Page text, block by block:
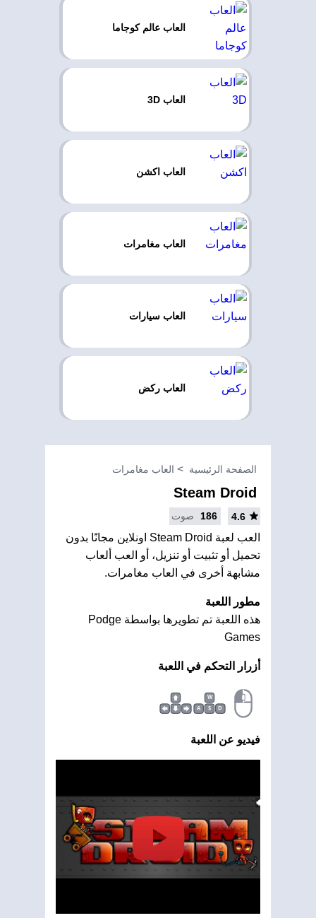
العاب عالم كوجاما
العاب 3D
العاب اكشن
العاب مغامرات
العاب سيارات
العاب ركض
الصفحة الرئيسية العاب مغامرات
Steam Droid
4.6
186 صوت
العب لعبة Steam Droid اونلاين مجانًا بدون
تحميل أو تثبيت أو تنزيل، أو العب ألعاب
مشابهة أخرى في العاب مغامرات.
مطور اللعبة
هذه اللعبة تم تطويرها بواسطة Podge
Games
أزرار التحكم في اللعبة
W
A
S D
فيديو عن اللعبة